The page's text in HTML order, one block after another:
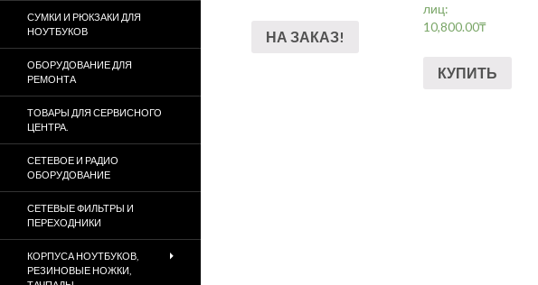
НА ЗАКАЗ!
лиц:
10,800.00₸
КУПИТЬ
СУМКИ И РЮКЗАКИ ДЛЯ
НОУТБУКОВ
ОБОРУДОВАНИЕ ДЛЯ
РЕМОНТА
ТОВАРЫ ДЛЯ СЕРВИСНОГО
ЦЕНТРА.
СЕТЕВОЕ И РАДИО
ОБОРУДОВАНИЕ
СЕТЕВЫЕ ФИЛЬТРЫ И
ПЕРЕХОДНИКИ
КОРПУСА НОУТБУКОВ,
РЕЗИНОВЫЕ НОЖКИ,